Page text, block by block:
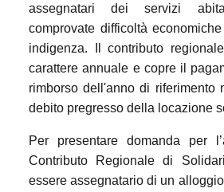
assegnatari dei servizi
comprovate difficoltà
indigenza. Il contributo
carattere annuale e copre il
rimborso dell'anno di riferimento
debito pregresso della locazione
Per presentare domanda per
Contributo Regionale di
essere assegnatario di un